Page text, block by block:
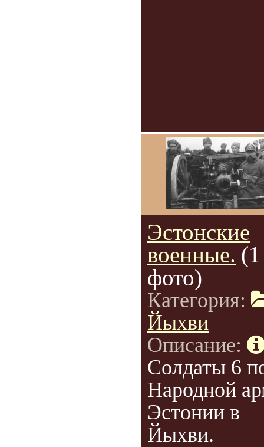
Эстонские
военные. (1
фото)
Категория:
Йыхви
Описание:
Солдаты 6
Народной
Эстонии в
Йыхви.